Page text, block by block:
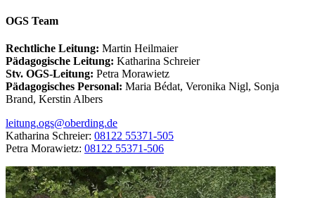
OGS Team
Rechtliche Leitung: Martin Heilmaier
Pädagogische Leitung: Katharina Schreier
Stv. OGS-Leitung: Petra Morawietz
Pädagogisches Personal: Maria Bédat, Veronika Nigl, Sonja
Brand, Kerstin Albers
leitung.ogs@oberding.de
Katharina Schreier: 08122 55371-505
Petra Morawietz: 08122 55371-506